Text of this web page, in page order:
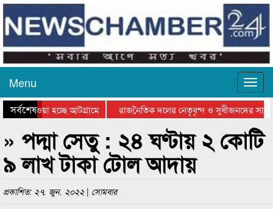
Menu
সর্বশেষ
যাওয়া হচ্ছে আটগ্রামে
রাজনৈতিক দলের নেতৃবৃন্দ ও সুধীজনদের সাথে
সিলেটে বাংলাদেশ গ্রুপ থিয়েটার
» পদ্মা সেতু : ২৪ ঘণ্টায় ২ কোটি
৯ লাখ টাকা টোল আদায়
প্রকাশিত: ২৭. জুন. ২০২২ | সোমবার